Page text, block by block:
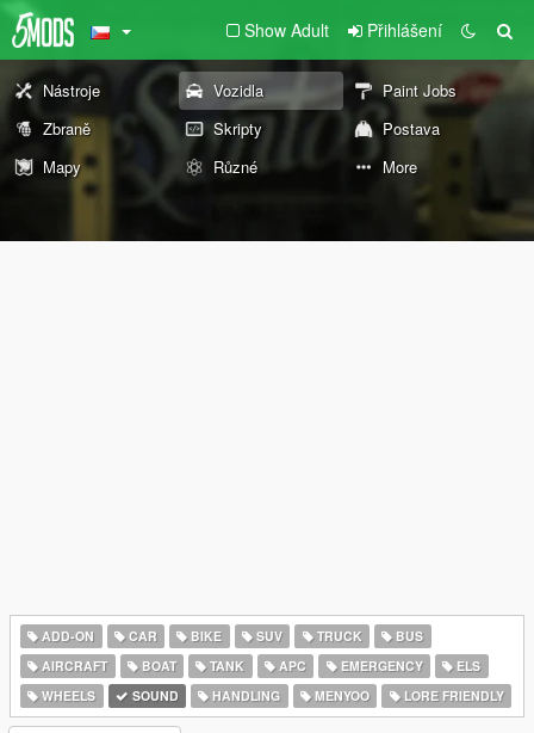
Show Adult Přihlášení
Nástroje Vozidla
Paint Jobs
Zbraně
Skripty
Postava
Mapy
Různé More
ADD-ON CAR BIKE SUV TRUCK
BUS
AIRCRAFT
BOAT TANK APC EMERGENCY
ELS
WHEELS
SOUND HANDLING MENYOO LORE FRIENDLY